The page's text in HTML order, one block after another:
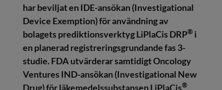
har beviljat en IDE-ansökan (Investigational
Device Exemption) för användning av
bolagets prediktionsverktyg LiPlaCis DRP® i
en planerad registreringsgrundande fas 3-
studie. FDA utvärderar samtidigt Oncology
Ventures IND-ansökan (Investigational New
Drug) för läkemedelssubstansen LiPlaCis®,